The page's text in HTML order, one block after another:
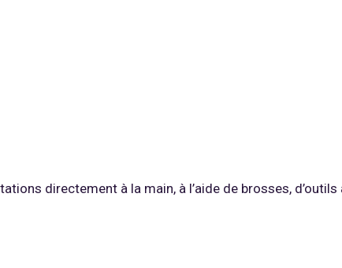
directement à la main, à l’aide de brosses,